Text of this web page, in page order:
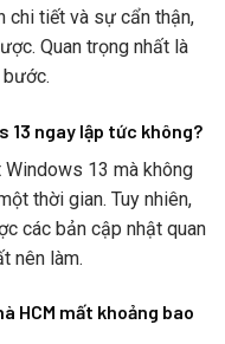
chi tiết và sự cẩn thận,
Quan trọng nhất là
13 ngay lập tức không?
Windows 13 mà không
thời gian. Tuy nhiên,
các bản cập nhật quan
nên làm.
HCM mất khoảng bao